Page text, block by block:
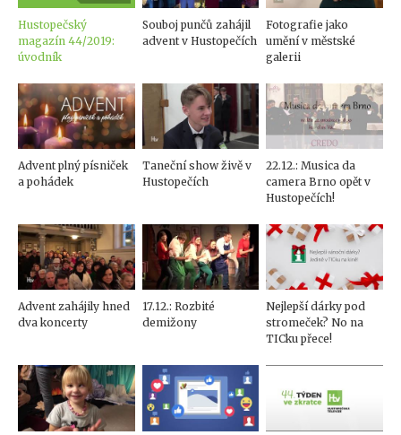
Hustopečský
magazín 44/2019:
úvodník
Souboj punčů zahájil
advent v Hustopečích
Fotografie jako
umění v městské
galerii
Advent plný písniček
a pohádek
Taneční show živě v
Hustopečích
22.12.: Musica da
camera Brno opět v
Hustopečích!
Advent zahájily hned
dva koncerty
17.12.: Rozbité
demižony
Nejlepší dárky pod
stromeček? No na
TICku přece!